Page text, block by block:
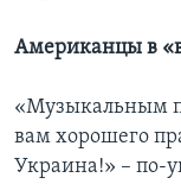
Американцы в
«Музыкальным
вам хорошего
Украина!» – по-